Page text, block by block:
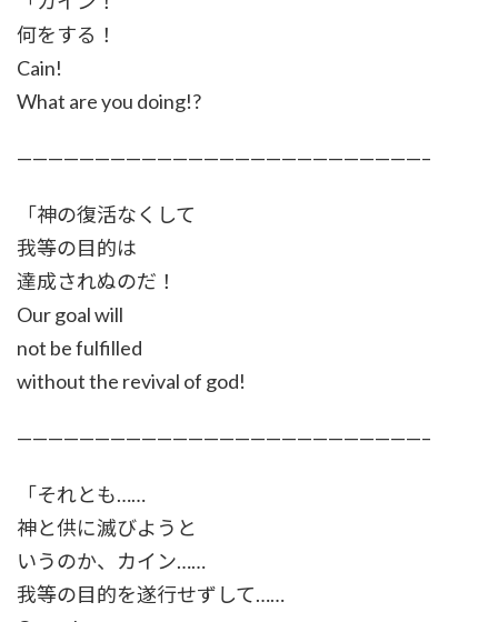
何をする！
Cain!
What are you doing!?
——————————————————————————–
「神の復活なくして
我等の目的は
達成されぬのだ！
Our goal will
not be fulfilled
without the revival of god!
——————————————————————————–
「それとも……
神と供に滅びようと
いうのか、カイン……
我等の目的を遂行せずして……